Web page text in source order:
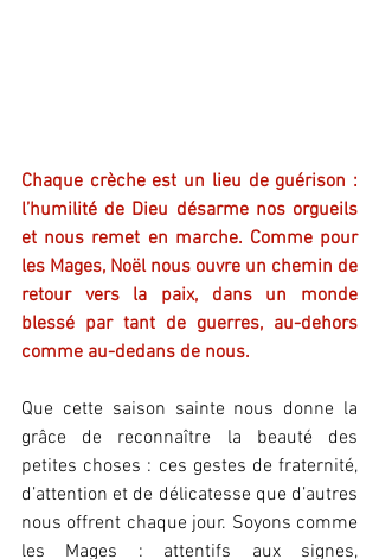
Chaque crèche est un lieu de guérison :
l’humilité de Dieu désarme nos orgueils
et nous remet en marche. Comme pour
les Mages, Noël nous ouvre un chemin de
retour vers la paix, dans un monde
blessé par tant de guerres, au-dehors
comme au-dedans de nous.
Que cette saison sainte nous donne la
grâce de reconnaître la beauté des
petites choses : ces gestes de fraternité,
d’attention et de délicatesse que d’autres
nous offrent chaque jour. Soyons comme
les Mages : attentifs aux signes,